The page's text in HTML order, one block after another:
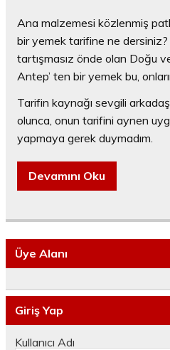
Ana malzemesi közlenmiş
bir yemek tarifine ne
tartışmasız önde olan Doğu
Antep’ ten bir yemek bu,
Tarifin kaynağı sevgili
olunca, onun tarifini aynen
yapmaya gerek duymadım.
Devamını Oku
Üye Alanı
Giriş Yap
Kullanıcı Adı